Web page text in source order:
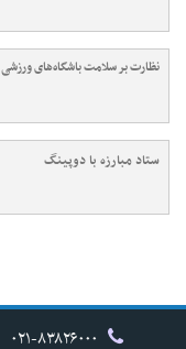
نظارت بر سلامت باشگاه‌های ورزشی
ستاد مبارزه با دوپینگ